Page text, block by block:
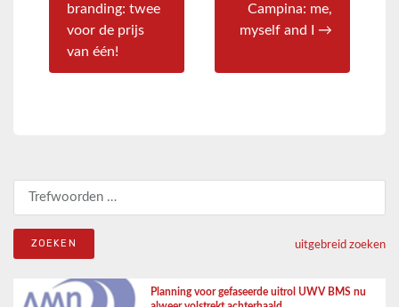
branding: twee
voor de prijs
van één!
Campina: me,
myself and I →
uitgebreid zoeken
Planning voor gefaseerde uitrol UWV BMS nu